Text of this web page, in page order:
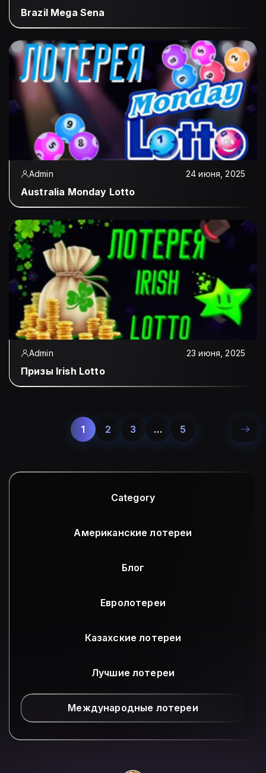
Brazil Mega Sena
Admin 24 июня, 2025
Australia Monday Lotto
Admin 23 июня, 2025
Призы Irish Lotto
1 2 3 … 5
Category
Американские лотереи
Блог
Евролотереи
Казахские лотереи
Лучшие лотереи
Международные лотереи